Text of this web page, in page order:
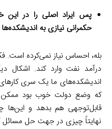
پس ایراد اصلی را در
حکمرانی نیازی به
بله، احساس نیاز نمی‌کرده است.
درآمد نفت وارد کند. اشکال
اندیشکده‌های ما یک سری
که وضع دولت خوب بود ممکن
قابل‌توجهی هم بدهد و این‌ها
نهایتاً چیزی در جهت حل مسائل